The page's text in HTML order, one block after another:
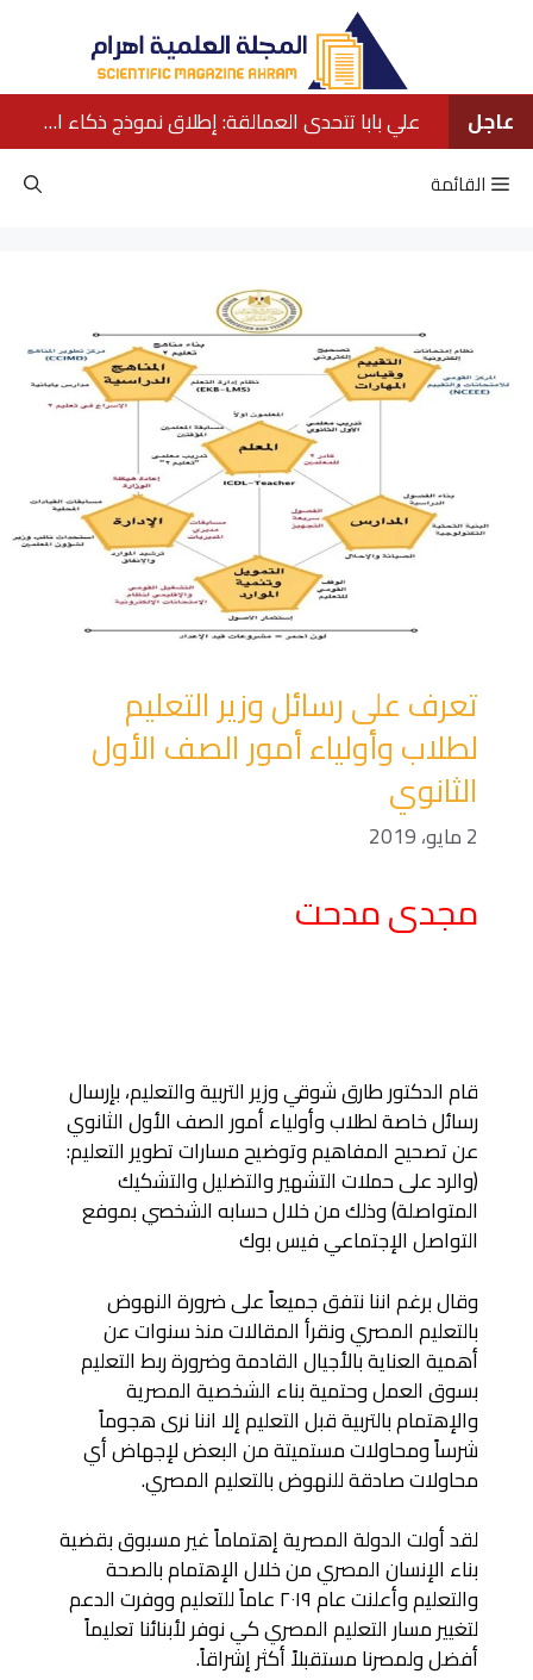
عاجل
علي بابا تتحدى العمالقة: إطلاق نموذج ذكاء اصطناعي ينافس كبار الشركات الأمريكية
القائمة
تعرف على رسائل وزير التعليم
لطلاب وأولياء أمور الصف الأول
الثانوي
2 مايو، 2019
مجدى مدحت
قام الدكتور طارق شوقي وزير التربية والتعليم، بإرسال
رسائل خاصة لطلاب وأولياء أمور الصف الأول الثانوي
عن تصحيح المفاهيم وتوضيح مسارات تطوير التعليم:
(والرد على حملات التشهير والتضليل والتشكيك
المتواصلة) وذلك من خلال حسابه الشخصي بموفع
التواصل الإجتماعي فيس بوك
وقال برغم اننا نتفق جميعاً على ضرورة النهوض
بالتعليم المصري ونقرأ المقالات منذ سنوات عن
أهمية العناية بالأجيال القادمة وضرورة ربط التعليم
بسوق العمل وحتمية بناء الشخصية المصرية
والإهتمام بالتربية قبل التعليم إلا اننا نرى هجوماً
شرساً ومحاولات مستميتة من البعض لإجهاض أي
محاولات صادقة للنهوض بالتعليم المصري.
لقد أولت الدولة المصرية إهتماماً غير مسبوق بقضية
بناء الإنسان المصري من خلال الإهتمام بالصحة
والتعليم وأعلنت عام ٢٠١٩ عاماً للتعليم ووفرت الدعم
لتغيير مسار التعليم المصري كي نوفر لأبنائنا تعليماً
أفضل ولمصرنا مستقبلاً أكثر إشراقاً.